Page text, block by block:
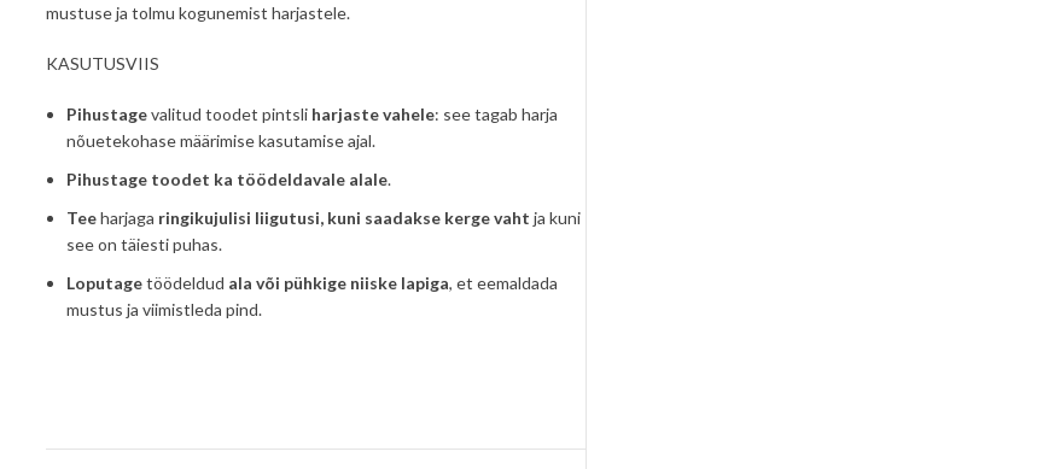
mustuse ja tolmu kogunemist harjastele.
KASUTUSVIIS
Pihustagevalitud toodet pintsli harjaste vahele: see tagab harja
nõuetekohase määrimise kasutamise ajal.
Pihustage toodet ka töödeldavale alale.
Teeharjaga ringikujulisi liigutusi, kuni saadakse kerge vaht ja kuni
see on täiesti puhas.
Loputagetöödeldud ala või pühkige niiske lapiga, et eemaldada
mustus ja viimistleda pind.